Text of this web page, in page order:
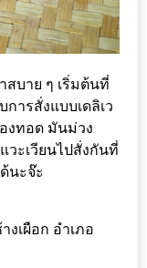
บาย ๆ เริ่มต้นที่
ารสั่งแบบเดลิเว
งทอด มันม่วง
ะเวียนไปสั่งกันที่
นะจ๊ะ
งเผือก อำเภอ